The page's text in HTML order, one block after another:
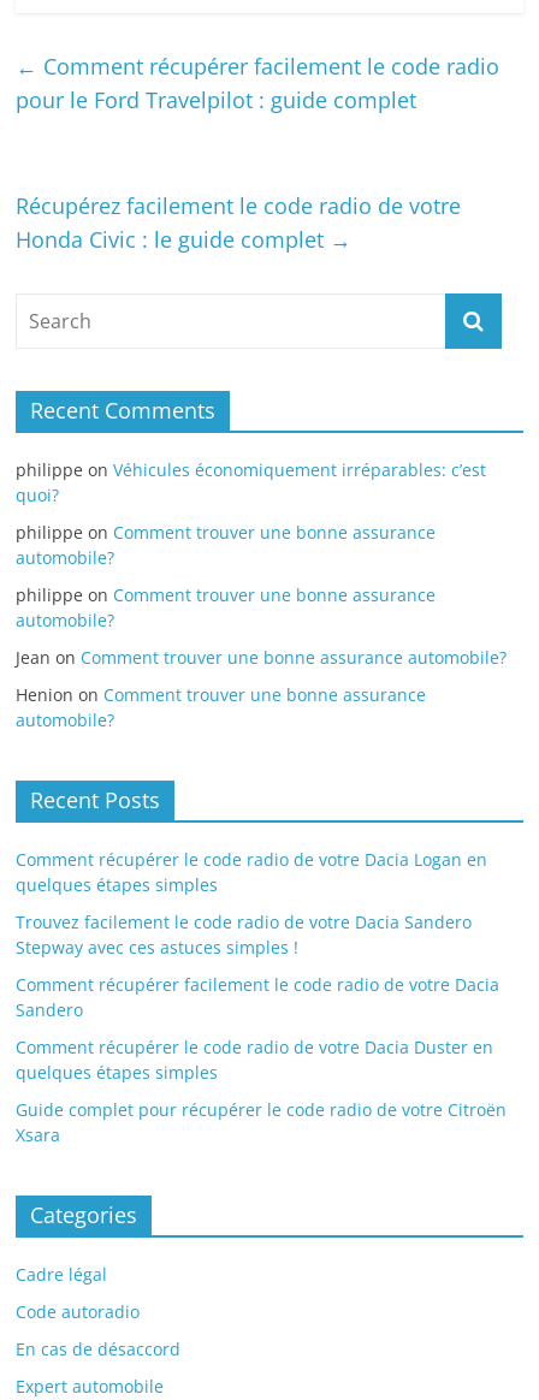
← Comment récupérer facilement le code radio
pour le Ford Travelpilot : guide complet
Récupérez facilement le code radio de votre
Honda Civic : le guide complet →
Recent Comments
philippe onVéhicules économiquement irréparables: c’est
quoi?
philippe on Comment trouver une bonne assurance
automobile?
philippe on Comment trouver une bonne assurance
automobile?
Jean on Comment trouver une bonne assurance automobile?
Henion on Comment trouver une bonne assurance
automobile?
Recent Posts
Comment récupérer le code radio de votre Dacia Logan en
quelques étapes simples
Trouvez facilement le code radio de votre Dacia Sandero
Stepway avec ces astuces simples !
Comment récupérer facilement le code radio de votre Dacia
Sandero
Comment récupérer le code radio de votre Dacia Duster en
quelques étapes simples
Guide complet pour récupérer le code radio de votre Citroën
Xsara
Categories
Cadre légal
Code autoradio
En cas de désaccord
Expert automobile